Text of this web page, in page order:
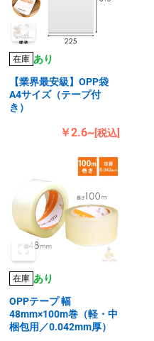
在庫 あり
【業界最安級】OPP袋
A4サイズ（テープ付
き）
￥2.6~[税込]
在庫 あり
OPPテープ 幅
48mm×100m巻（軽・中
梱包用／0.042mm厚）